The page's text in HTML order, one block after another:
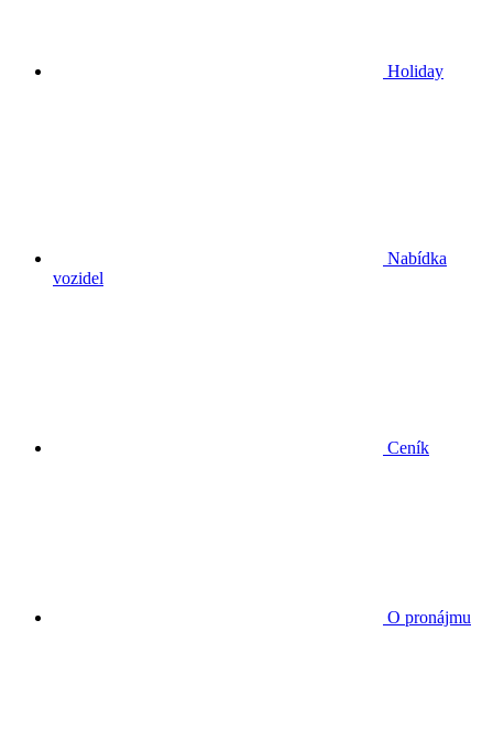
Holiday
Nabídka
vozidel
Ceník
O pronájmu